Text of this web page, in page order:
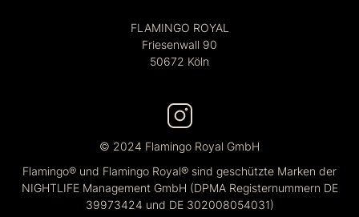
FLAMINGO ROYAL
Friesenwall 90
50672 Köln
© 2024 Flamingo Royal GmbH
Flamingo® und Flamingo Royal® sind geschützte Marken der
NIGHTLIFE Management GmbH (DPMA Registernummern DE
39973424 und DE 302008054031)